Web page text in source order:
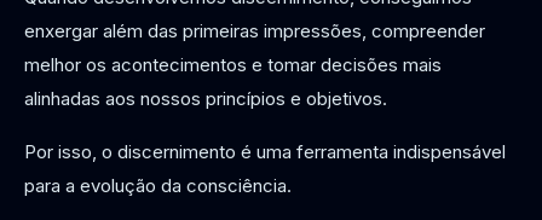
enxergar além das primeiras impressões, compreender
melhor os acontecimentos e tomar decisões mais
alinhadas aos nossos princípios e objetivos.
Por isso, o discernimento é uma ferramenta indispensável
para a evolução da consciência.